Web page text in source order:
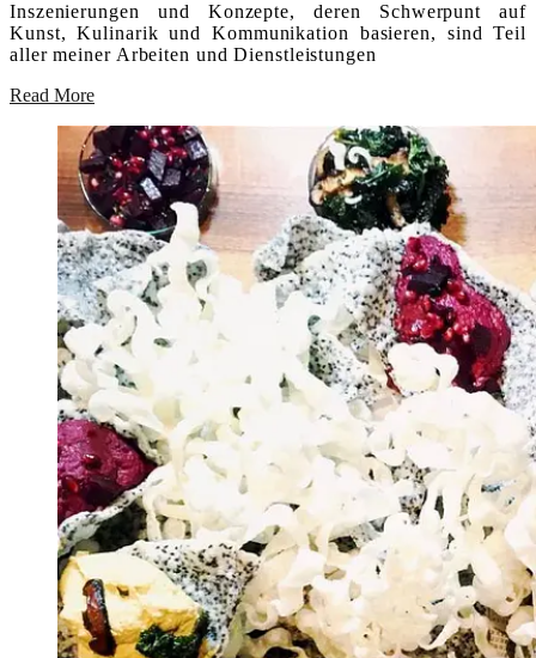
Inszenierungen und Konzepte, deren Schwerpunt auf
Kunst, Kulinarik und Kommunikation basieren, sind Teil
aller meiner Arbeiten und Dienstleistungen
Read More